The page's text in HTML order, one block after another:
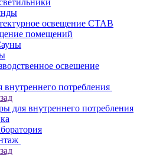
освещение СТАВ
помещений
освешение
внутреннего потребления
для внутреннего потребления